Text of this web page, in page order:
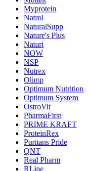
Myprotein
Natrol
NaturalSupp
Nature's Plus
Naturi
NOW
NSP
Nutrex
Olimp
Optimum Nutrition
Optimum System
OstroVit
PharmaFirst
PRIME KRAFT
ProteinRex
Puritans Pride
QNT
Real Pharm
RLine